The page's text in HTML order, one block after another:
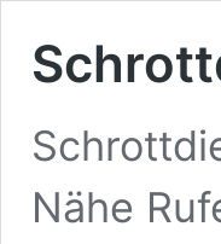
Nähe